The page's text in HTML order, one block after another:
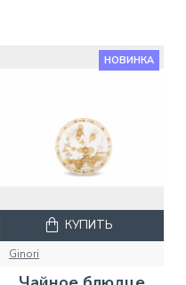
НОВИНКА
Ginori
КУПИТЬ